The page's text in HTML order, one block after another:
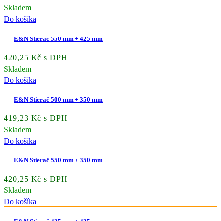
Skladem
Do košíka
E&N Stierač 550 mm + 425 mm
420,25 Kč s DPH
Skladem
Do košíka
E&N Stierač 500 mm + 350 mm
419,23 Kč s DPH
Skladem
Do košíka
E&N Stierač 550 mm + 350 mm
420,25 Kč s DPH
Skladem
Do košíka